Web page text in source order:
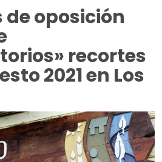
de oposición
recortes
2021 en Los